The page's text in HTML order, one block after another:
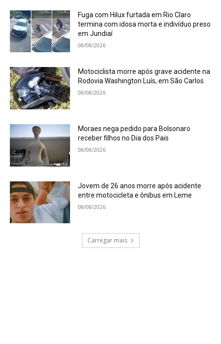
Fuga com Hilux furtada em Rio Claro
termina com idosa morta e indivíduo preso
em Jundiaí
08/08/2026
Motociclista morre após grave acidente na
Rodovia Washington Luís, em São Carlos
08/08/2026
Moraes nega pedido para Bolsonaro
receber filhos no Dia dos Pais
08/08/2026
Jovem de 26 anos morre após acidente
entre motocicleta e ônibus em Leme
08/08/2026
Carregar mais